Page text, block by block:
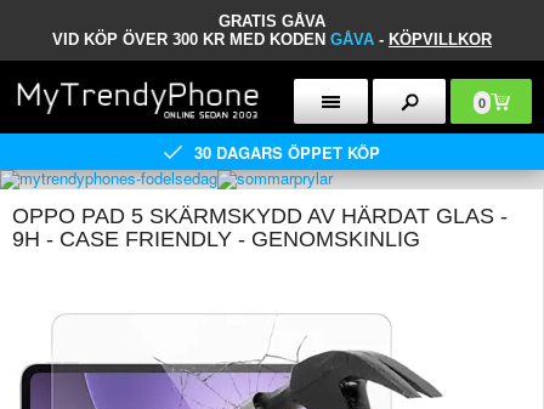
GRATIS GÅVA
VID KÖP ÖVER 300 KR MED KODEN GÅVA - KÖPVILLKOR
0
30 DAGARS ÖPPET KÖP
OPPO PAD 5 SKÄRMSKYDD AV HÄRDAT GLAS -
9H - CASE FRIENDLY - GENOMSKINLIG